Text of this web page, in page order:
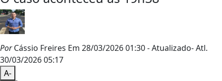
PorCássio Freires Em 28/03/2026 01:30- Atualizado- Atl.
30/03/2026 05:17
A-